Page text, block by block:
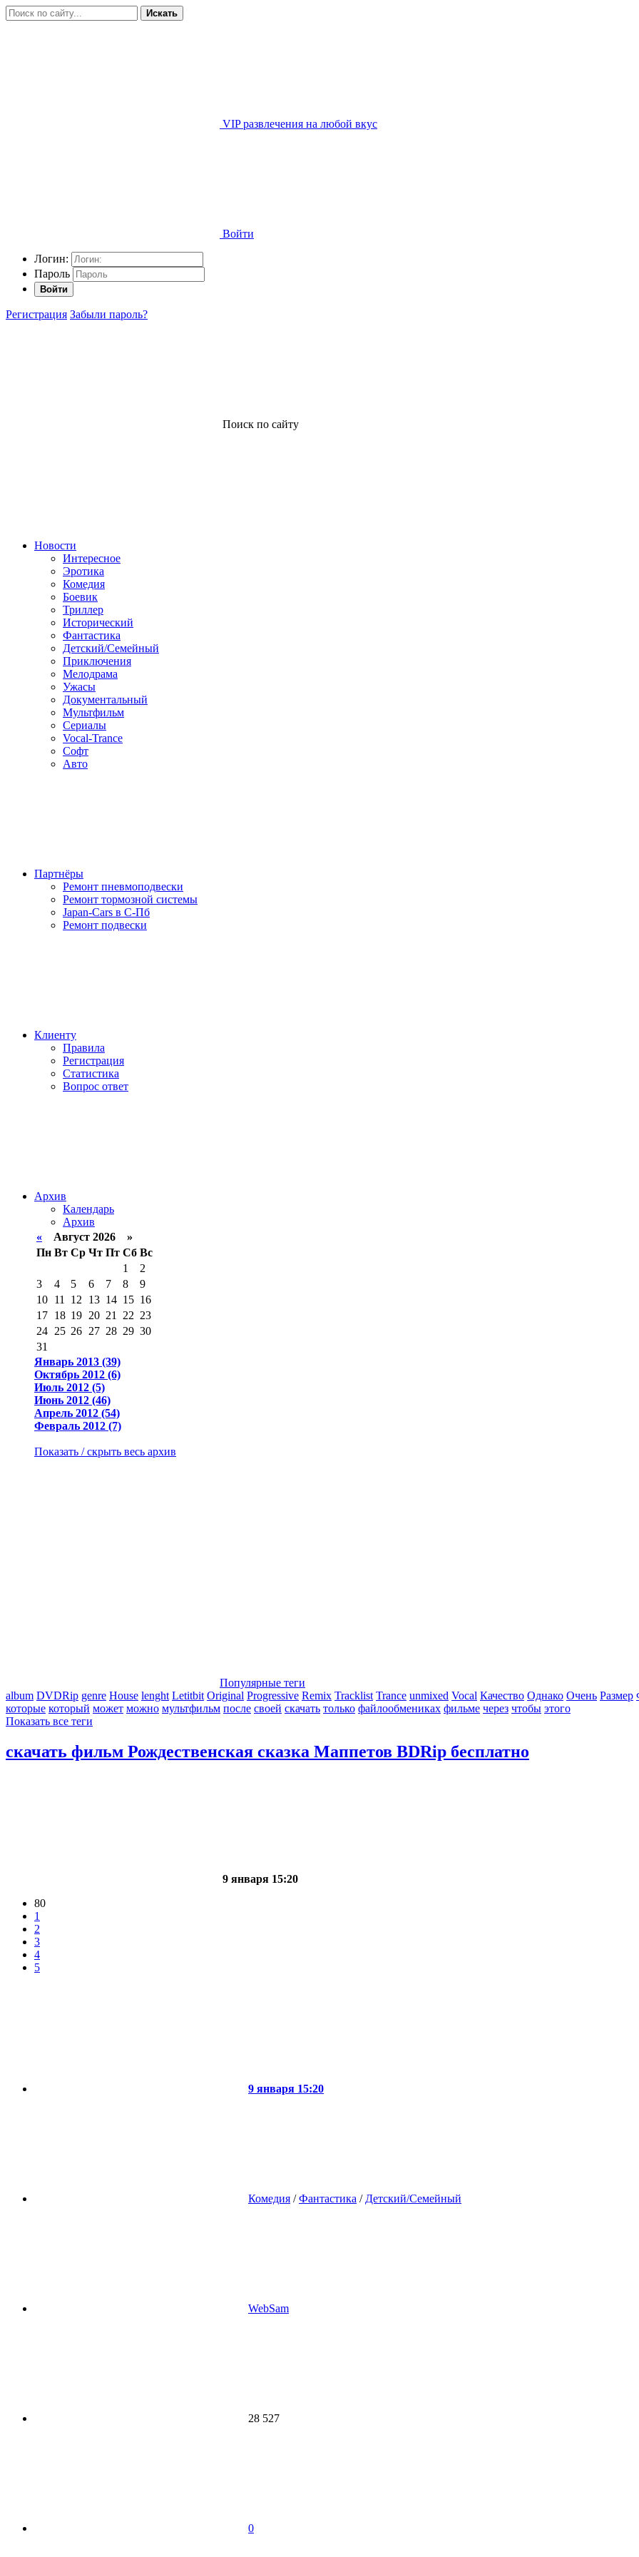
Искать
VIP развлечения на любой вкус
Войти
Логин:
Пароль
Войти
Регистрация Забыли пароль?
Поиск по сайту
Новости
Интересное
Эротика
Комедия
Боевик
Триллер
Исторический
Фантастика
Детский/Семейный
Приключения
Мелодрама
Ужасы
Документальный
Мультфильм
Сериалы
Vocal-Trance
Софт
Авто
Партнёры
Ремонт пневмоподвески
Ремонт тормозной системы
Japan-Cars в С-Пб
Ремонт подвески
Клиенту
Правила
Регистрация
Статистика
Вопрос ответ
Архив
Календарь
Архив
« Август 2026 »
Пн Вт Ср Чт Пт Сб Вс
1
2
3
4 5 6 7 8
9
10 11 12 13 14 15 16
17 18 19 20 21 22 23
24 25 26 27 28 29 30
31
Январь 2013 (39)
Октябрь 2012 (6)
Июль 2012 (5)
Июнь 2012 (46)
Апрель 2012 (54)
Февраль 2012 (7)
Показать / скрыть весь архив
Популярные теги
album DVDRip genre House lenght Letitbit Original Progressive Remix Tracklist Trance unmixed Vocal Качество Однако Очень Размер
которые который может можно мультфильм после своей скачать только файлообмениках фильме через чтобы этого
Показать все теги
скачать фильм Рождественская сказка Маппетов BDRip бесплатно
9 января 15:20
80
1
2
3
4
5
9 января 15:20
Комедия /Фантастика / Детский/Семейный
WebSam
28 527
0